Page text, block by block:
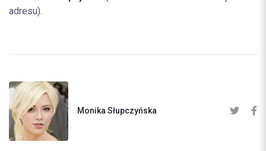
adresu).
Monika Słupczyńska